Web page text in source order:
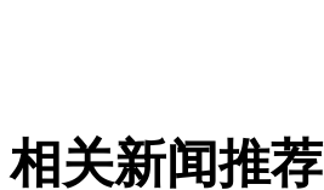
相关新闻推荐